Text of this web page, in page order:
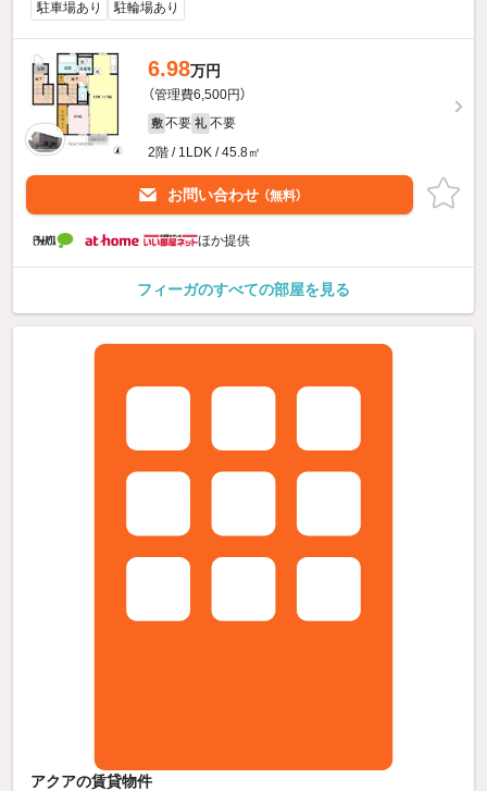
駐車場あり 駐輪場あり
6.98万円
（管理費6,500円）
敷 不要 礼 不要
2階 / 1LDK / 45.8㎡
お問い合わせ （無料）
ほか提供
フィーガのすべての部屋を見る
アクアの賃貸物件